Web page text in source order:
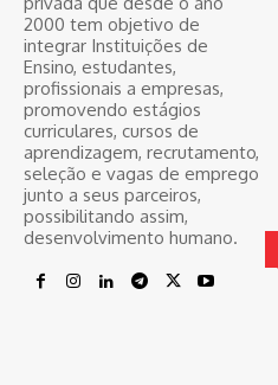
2000 tem objetivo de
integrar Instituições de
Ensino, estudantes,
profissionais a empresas,
promovendo estágios
curriculares, cursos de
aprendizagem, recrutamento,
seleção e vagas de emprego
junto a seus parceiros,
possibilitando assim,
desenvolvimento humano.